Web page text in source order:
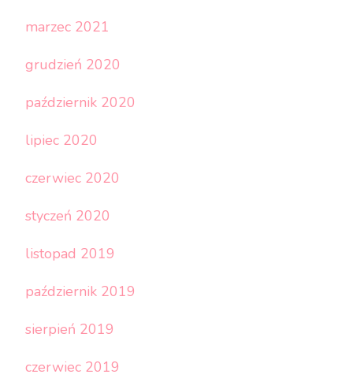
marzec 2021
grudzień 2020
październik 2020
lipiec 2020
czerwiec 2020
styczeń 2020
listopad 2019
październik 2019
sierpień 2019
czerwiec 2019